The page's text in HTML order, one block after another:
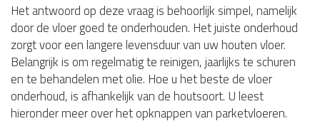
Het antwoord op deze vraag is behoorlijk simpel, namelijk
door de vloer goed te onderhouden. Het juiste onderhoud
zorgt voor een langere levensduur van uw houten vloer.
Belangrijk is om regelmatig te reinigen, jaarlijks te schuren
en te behandelen met olie. Hoe u het beste de vloer
onderhoud, is afhankelijk van de houtsoort. U leest
hieronder meer over het opknappen van parketvloeren.